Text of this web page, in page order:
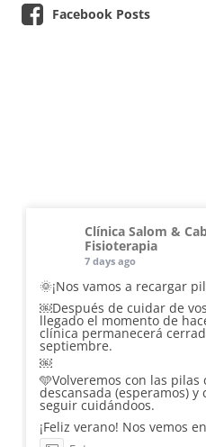
Facebook Posts
Clínica Salom &
Fisioterapia
7 days ago
🌞¡Nos vamos a recargar
￼Después de cuidar de
llegado el momento de
clínica permanecerá
septiembre.
￼
🩵Volveremos con las pilas
descansada (esperamos) y
seguir cuidándoos.
¡Feliz verano! Nos vemos